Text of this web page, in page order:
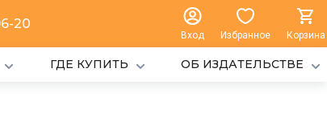
20
Вход Избранное Корзина
ГДЕ КУПИТЬ ОБ ИЗДАТЕЛЬСТВЕ